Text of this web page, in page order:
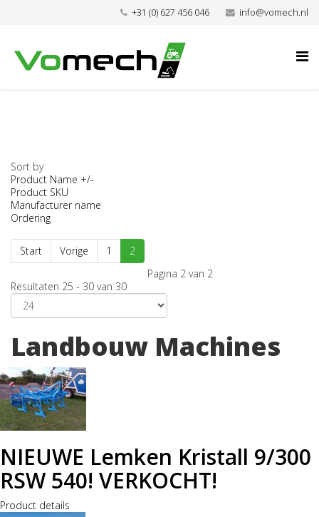
+31 (0) 627 456 046 info@vomech.nl
Sort by
Product Name +/-
Product SKU
Manufacturer name
Ordering
Start Vorige 1
2
Pagina 2 van 2
Resultaten 25 - 30 van 30
Landbouw Machines
NIEUWE Lemken Kristall 9/300
RSW 540! VERKOCHT!
Product details